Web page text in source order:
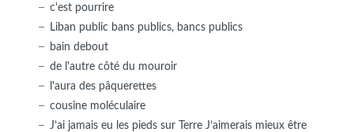
c'est pourrire
Liban public bans publics, bancs publics
bain debout
de l'autre côté du mouroir
l'aura des pâquerettes
cousine moléculaire
J’ai jamais eu les pieds sur Terre J’aimerais mieux être